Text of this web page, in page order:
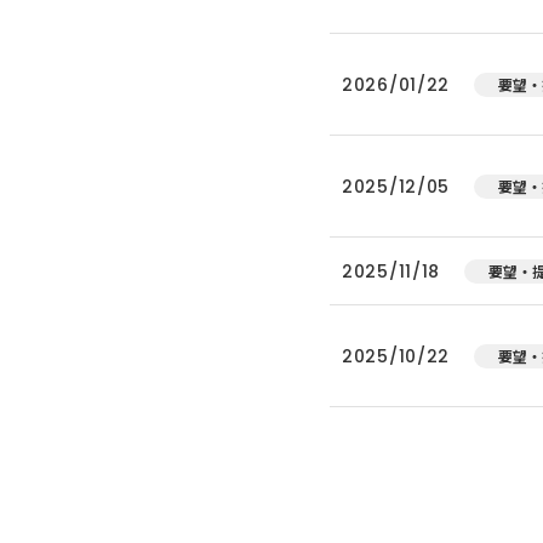
2026/01/22 要望
2025/12/05 要望
2025/11/18 要望・
2025/10/22 要望